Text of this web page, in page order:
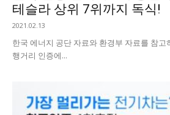
테슬라 상위 7위까지 독식!
2021.02.13
한국 에너지 공단 자료와 환경부 자료를 참
행거리 인증에...